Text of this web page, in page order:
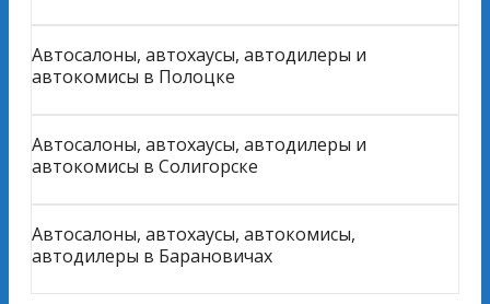
Автосалоны, автохаусы, автодилеры и
автокомисы в Полоцке
Автосалоны, автохаусы, автодилеры и
автокомисы в Солигорске
Автосалоны, автохаусы, автокомисы,
автодилеры в Барановичах